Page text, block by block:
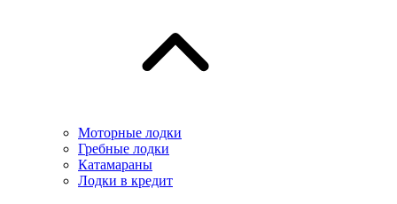
Моторные лодки
Гребные лодки
Катамараны
Лодки в кредит